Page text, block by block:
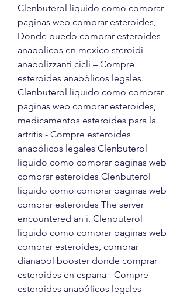
Clenbuterol liquido como comprar
paginas web comprar esteroides,
Donde puedo comprar esteroides
anabolicos en mexico steroidi
anabolizzanti cicli – Compre
esteroides anabólicos legales.
Clenbuterol liquido como comprar
paginas web comprar esteroides,
medicamentos esteroides para la
artritis - Compre esteroides
anabólicos legales Clenbuterol
liquido como comprar paginas web
comprar esteroides Clenbuterol
liquido como comprar paginas web
comprar esteroides The server
encountered an i. Clenbuterol
liquido como comprar paginas web
comprar esteroides, comprar
dianabol booster donde comprar
esteroides en espana - Compre
esteroides anabólicos legales